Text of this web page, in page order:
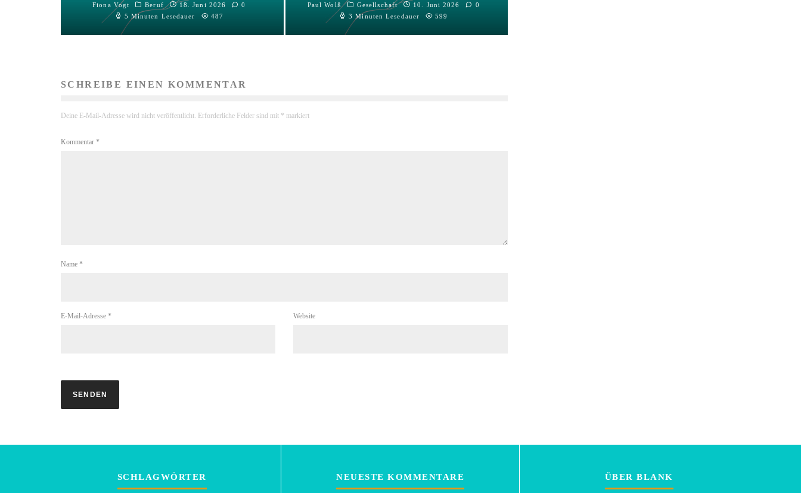
Fiona Vogt Beruf 18. Juni 2026
0
5 Minuten Lesedauer
487
Paul Wolß Gesellschaft 10. Juni 2026
0
3 Minuten Lesedauer
599
SCHREIBE EINEN KOMMENTAR
Deine E-Mail-Adresse wird nicht veröffentlicht. Erforderliche Felder sind mit * markiert
Kommentar *
Name *
E-Mail-Adresse * Website
SCHLAGWÖRTER NEUESTE KOMMENTARE ÜBER BLANK